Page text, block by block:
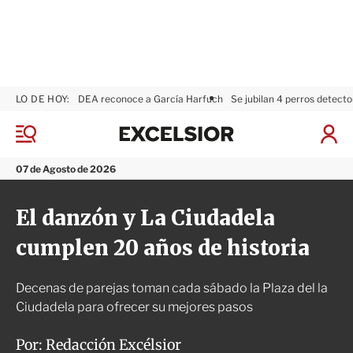
M
n
ú
07 de Agosto de 2026
LO DE HOY: DEA reconoce a García Harfuch Se jubilan 4 perros
I
x
l
i
o
r
El danzón y La Ciudadela
cumplen 20 años de historia
Decenas de parejas toman cada sábado la Plaza del la
Ciudadela para ofrecer su mejores pasos
Por: Redacción Excélsior